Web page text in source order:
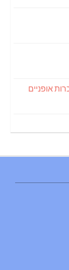
אופניים